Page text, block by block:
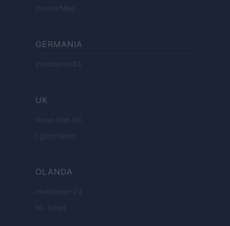
InvestirMag
GERMANIA
Investieren24
UK
News Hub UK
Lgbtq News
OLANDA
Investeren 24
NL Newz